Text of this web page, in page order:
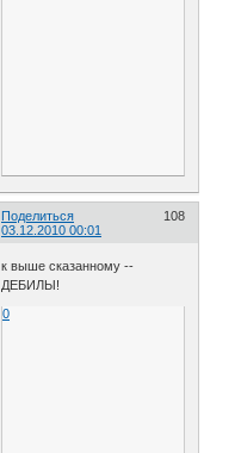
Поделиться
108
03.12.2010 00:01
к выше сказанному --
ДЕБИЛЫ!
0